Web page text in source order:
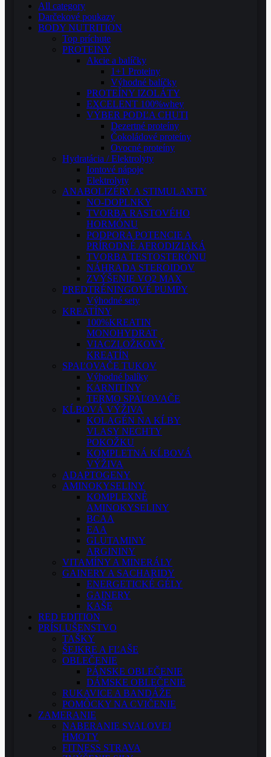
All category
Darčekové poukazy
BODY NUTRITION
Top príchute
PROTEINY
Akcie a balíčky
1+1 Proteiny
Výhodné balíčky
PROTEÍNY IZOLÁTY
EXCELENT 100%whey
VÝBER PODĽA CHUTI
Dezertné proteíny
Čokoládové proteíny
Ovocné proteíny
Hydratácia / Elektrolyty
Iontové nápoje
Elektrolyty
ANABOLIZÉRY A STIMULANTY
NO-DOPLNKY
TVORBA RASTOVÉHO
HORMÓNU
PODPORA POTENCIE A
PRÍRODNÉ AFRODIZIAKÁ
TVORBA TESTOSTERÓNU
NÁHRADA STEROIDOV
ZVÝŠENIE VO2 MAX
PREDTRÉNINGOVÉ PUMPY
Výhodné sety
KREATÍNY
100%KREATIN
MONOHYDRAT
VIACZLOŽKOVÝ
KREATÍN
SPAĽOVAČE TUKOV
Výhodné balíky
KARNITÍNY
TERMO SPAĽOVAČE
KĹBOVÁ VÝŽIVA
KOLAGÉN NA KĹBY
VLASY NECHTY
POKOŽKU
KOMPLETNÁ KĹBOVÁ
VÝŽIVA
ADAPTOGENY
AMINOKYSELINY
KOMPLEXNÉ
AMINOKYSELINY
BCAA
EAA
GLUTAMINY
ARGININY
VITAMÍNY A MINERÁLY
GAINERY A SACHARIDY
ENERGETICKÉ GÉLY
GAINERY
KAŠE
RED EDITION
PRÍSLUŠENSTVO
TAŠKY
ŠEJKRE A FĽAŠE
OBLEČENIE
PÁNSKE OBLEČENIE
DÁMSKE OBLEČENIE
RUKAVICE A BANDÁŽE
POMÔCKY NA CVIČENIE
ZAMERANIE
NABERANIE SVALOVEJ
HMOTY
FITNESS STRAVA